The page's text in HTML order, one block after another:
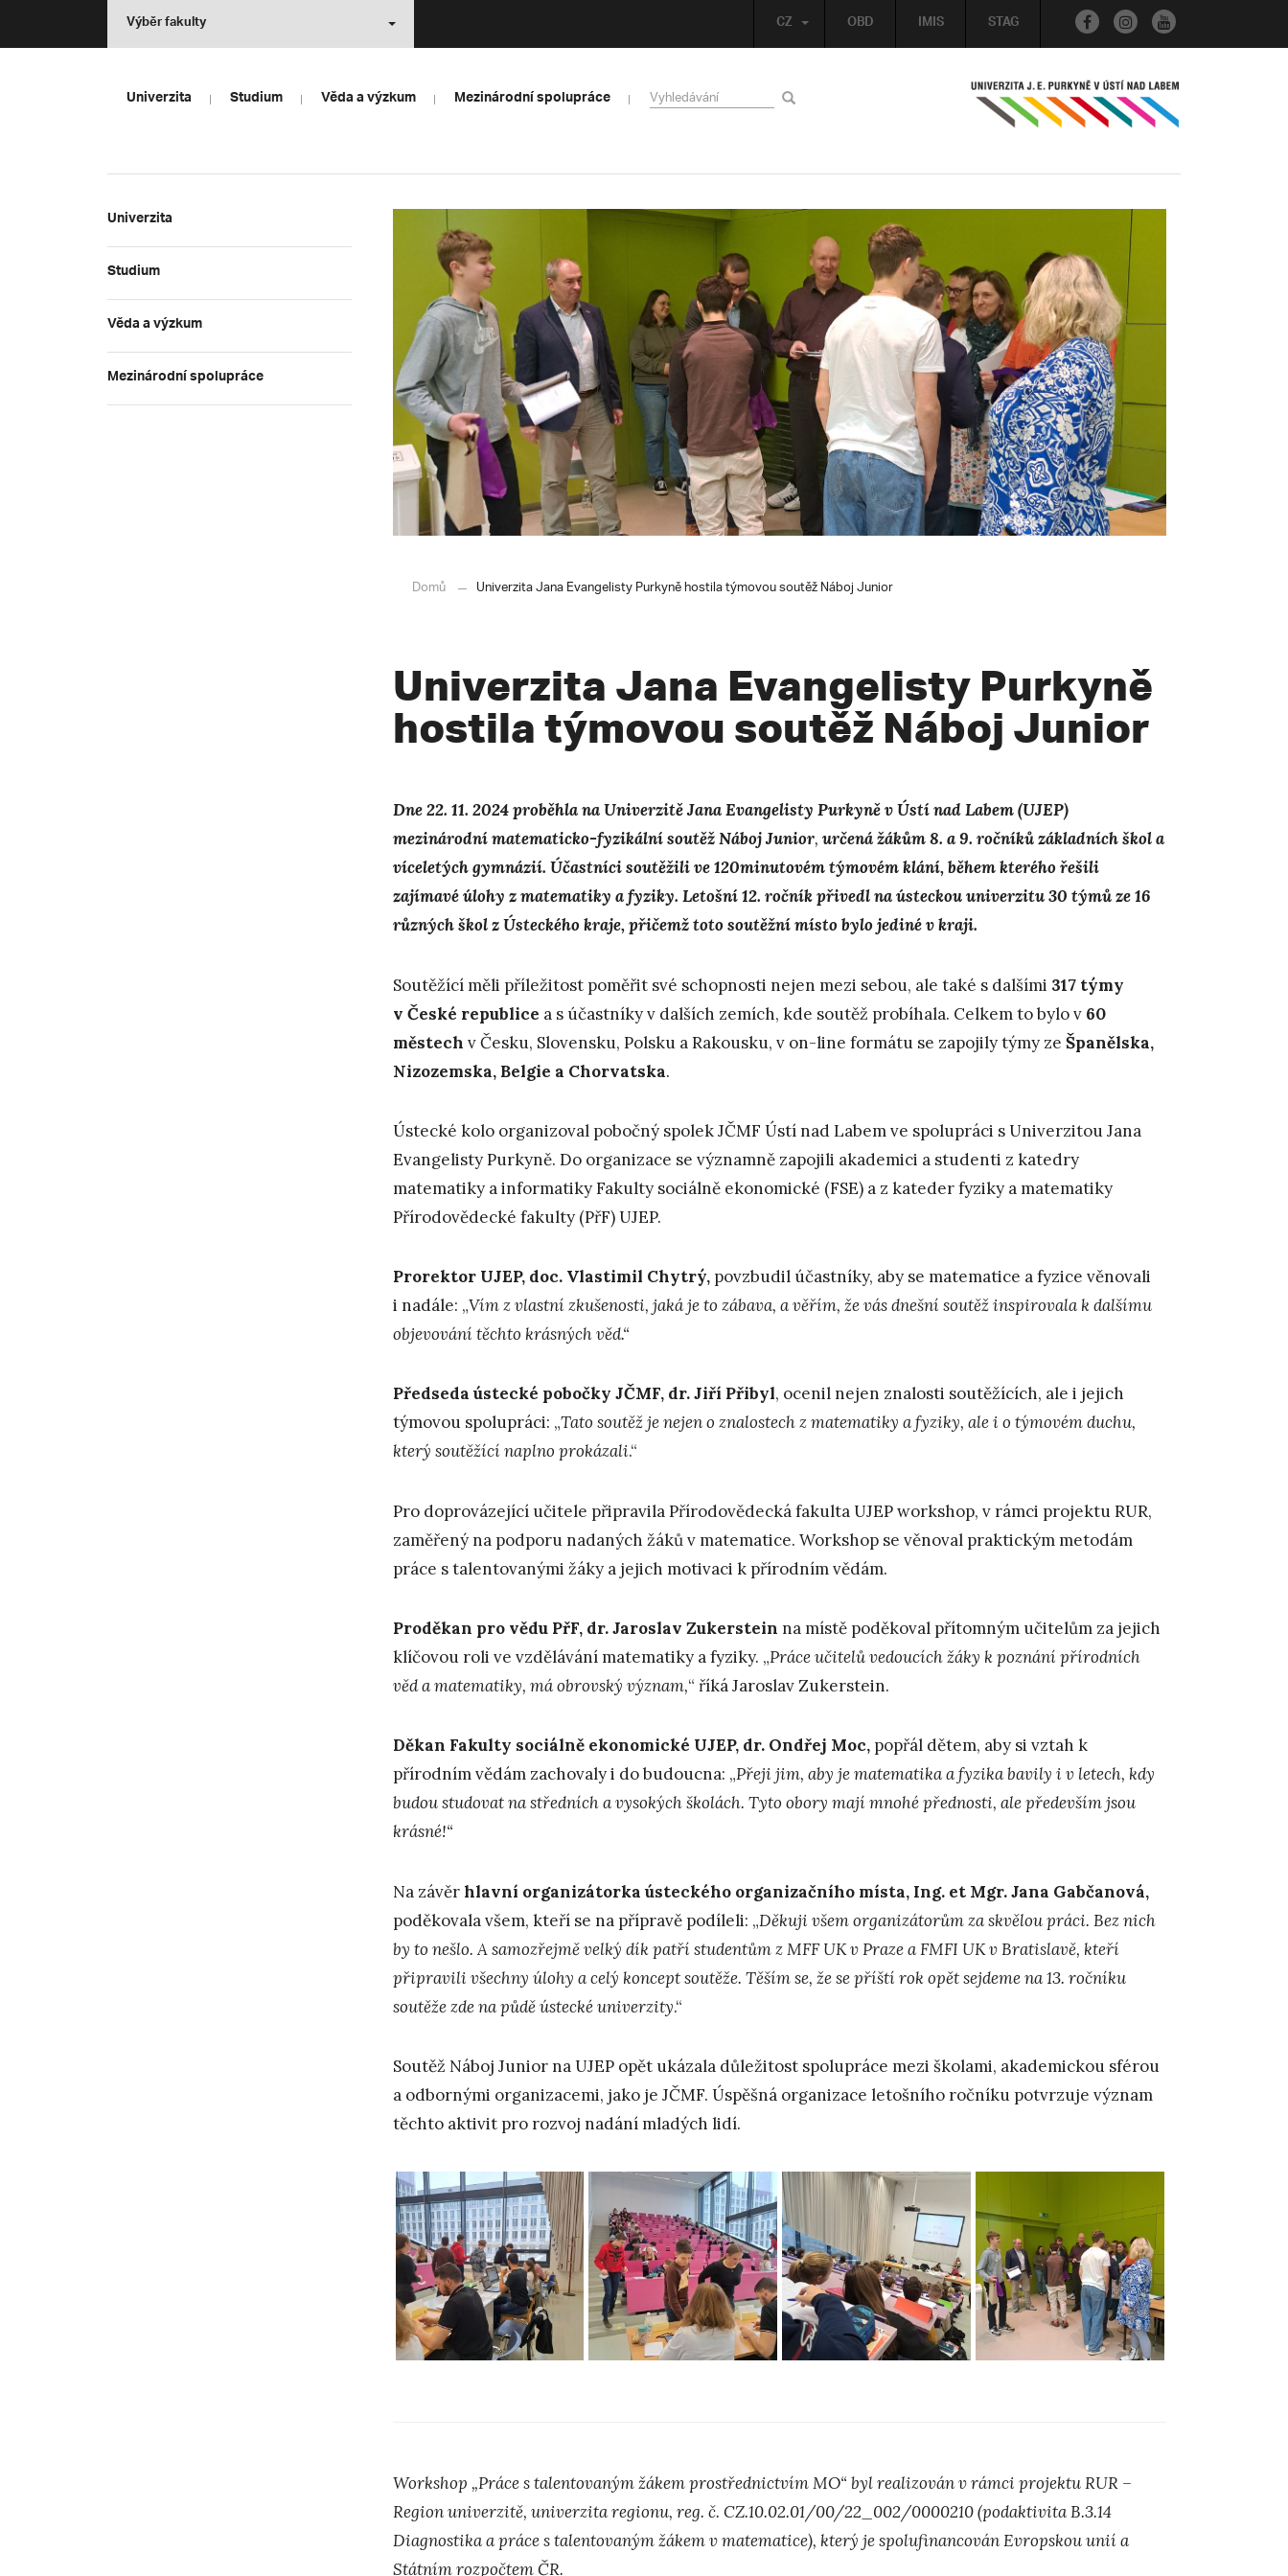
OBD IMIS STAG
CZ
Výběr fakulty
Univerzita Studium Věda a výzkum Mezinárodní spolupráce
Univerzita
Studium
Věda a výzkum
Mezinárodní spolupráce
Domů Univerzita Jana Evangelisty Purkyně hostila týmovou soutěž Náboj Junior
Univerzita Jana Evangelisty Purkyně
hostila týmovou soutěž Náboj Junior
Dne 22. 11. 2024 proběhla na Univerzitě Jana Evangelisty Purkyně v Ústí nad Labem (UJEP)
mezinárodní matematicko-fyzikální soutěž Náboj Junior, určená žákům 8. a 9. ročníků základních škol a
víceletých gymnázií. Účastníci soutěžili ve 120minutovém týmovém klání, během kterého řešili
zajímavé úlohy z matematiky a fyziky. Letošní 12. ročník přivedl na ústeckou univerzitu 30 týmůze16
různých škol z Ústeckého kraje, přičemž toto soutěžní místo bylo jediné v kraji.
Soutěžící měli příležitost poměřit své schopnosti nejen mezi sebou, ale také s dalšími 317 týmy
v České republice a s účastníky v dalších zemích, kde soutěž probíhala. Celkem to bylo v 60
městech v Česku, Slovensku, Polsku a Rakousku, v on-line formátu se zapojily týmy ze Španělska,
Nizozemska, Belgie a Chorvatska.
Ústecké kolo organizoval pobočný spolek JČMF Ústí nad Labem ve spolupráci s Univerzitou Jana
Evangelisty Purkyně. Do organizace se významně zapojili akademici a studenti z katedry
matematiky a informatiky Fakulty sociálně ekonomické (FSE) a z kateder fyziky a matematiky
Přírodovědecké fakulty (PřF) UJEP.
Prorektor UJEP, doc. Vlastimil Chytrý, povzbudil účastníky, aby se matematice a fyzice věnovali
i nadále: „Vím z vlastní zkušenosti, jaká je to zábava, a věřím, že vás dnešní soutěž inspirovala k dalšímu
objevování těchto krásných věd.“
Předseda ústecké pobočky JČMF, dr. Jiří Přibyl, ocenil nejen znalosti soutěžících, ale i jejich
týmovou spolupráci: „Tato soutěž je nejen o znalostech z matematiky a fyziky, ale i o týmovém duchu,
který soutěžící naplno prokázali.“
Pro doprovázející učitele připravila Přírodovědecká fakulta UJEP workshop, v rámci projektu RUR,
zaměřený na podporu nadaných žáků v matematice. Workshop se věnoval praktickým metodám
práce s talentovanými žáky a jejich motivaci k přírodním vědám.
Proděkan pro vědu PřF, dr. Jaroslav Zukerstein na místě poděkoval přítomným učitelům za jejich
klíčovou roli ve vzdělávání matematiky a fyziky. „Práce učitelů vedoucích žáky k poznání přírodních
věd a matematiky, má obrovský význam,“ říká Jaroslav Zukerstein.
Děkan Fakulty sociálně ekonomické UJEP, dr. Ondřej Moc, popřál dětem, aby si vztah k
přírodním vědám zachovaly i do budoucna: „Přeji jim, aby je matematika a fyzika bavily i v letech, kdy
budou studovat na středních a vysokých školách. Tyto obory mají mnohé přednosti, ale především jsou
krásné!“
Na závěrhlavní organizátorka ústeckého organizačního místa, Ing. et Mgr. Jana Gabčanová,
poděkovala všem, kteří se na přípravě podíleli: „Děkuji všem organizátorům za skvělou práci. Bez nich
by to nešlo. A samozřejmě velký dík patří studentům z MFF UK v Praze a FMFI UK v Bratislavě, kteří
připravili všechny úlohy a celý koncept soutěže. Těším se, že se příští rok opět sejdeme na 13. ročníku
soutěže zde na půdě ústecké univerzity.“
Soutěž Náboj Junior na UJEP opět ukázala důležitost spolupráce mezi školami, akademickou sférou
a odbornými organizacemi, jako je JČMF. Úspěšná organizace letošního ročníku potvrzuje význam
těchto aktivit pro rozvoj nadání mladých lidí.
Workshop „Práce s talentovaným žákem prostřednictvím MO“ byl realizován v rámci projektu RUR –
Region univerzitě, univerzita regionu, reg. č. CZ.10.02.01/00/22_002/0000210(podaktivita B.3.14
Diagnostika a práce s talentovaným žákem v matematice), který je spolufinancován Evropskou unií a
Státním rozpočtem ČR.